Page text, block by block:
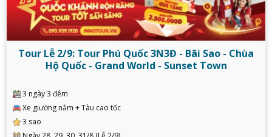
Tour Lễ 2/9: Tour Phú Quốc 3N3Đ - Bãi Sao - Chùa
Hộ Quốc - Grand World - Sunset Town
3 ngày 3 đêm
Xe giường nằm + Tàu cao tốc
3 sao